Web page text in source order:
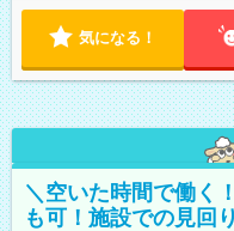
気になる！
＼空いた時間で働く
も可！施設での見回